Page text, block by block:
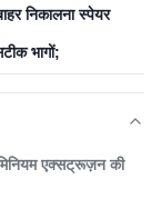
निकालना स्पेयर
भागों;
एक्सट्रूज़न की